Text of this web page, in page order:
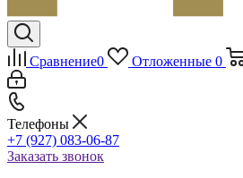
Сравнение0 Отложенные 0
Телефоны
+7 (927) 083-06-87
Заказать звонок